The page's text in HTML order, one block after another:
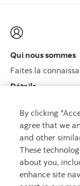
Qui nous sommes
Faites la
Détails
DES
QUI
By clicking
agree that we
and other
These
about you,
enhance site